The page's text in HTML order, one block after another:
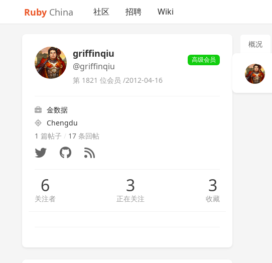
Ruby China 社区 招聘 Wiki
griffinqiu
@griffinqiu
高级会员
第 1821 位会员 /2012-04-16
金数据
Chengdu
1 篇帖子 / 17 条回帖
6
关注者
3
正在关注
3
收藏
概况